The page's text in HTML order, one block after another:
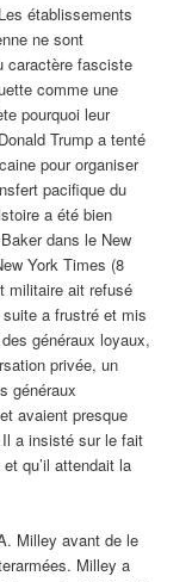
établissements
ne sont
caractère fasciste
comme une
pourquoi leur
Trump a tenté
pour organiser
pacifique du
a été bien
dans le New
York Times (8
militaire ait refusé
a frustré et mis
généraux loyaux,
privée, un
généraux
avaient presque
a insisté sur le fait
qu’il attendait la
Milley avant de le
Milley a